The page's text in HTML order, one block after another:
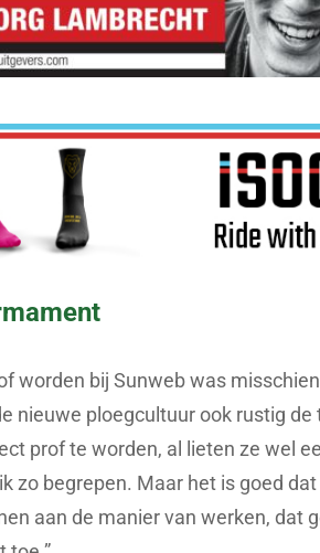
worden bij Sunweb was
nieuwe ploegcultuur ook rustig
prof te worden, al lieten ze wel
zo begrepen. Maar het is goed
aan de manier van werken, dat